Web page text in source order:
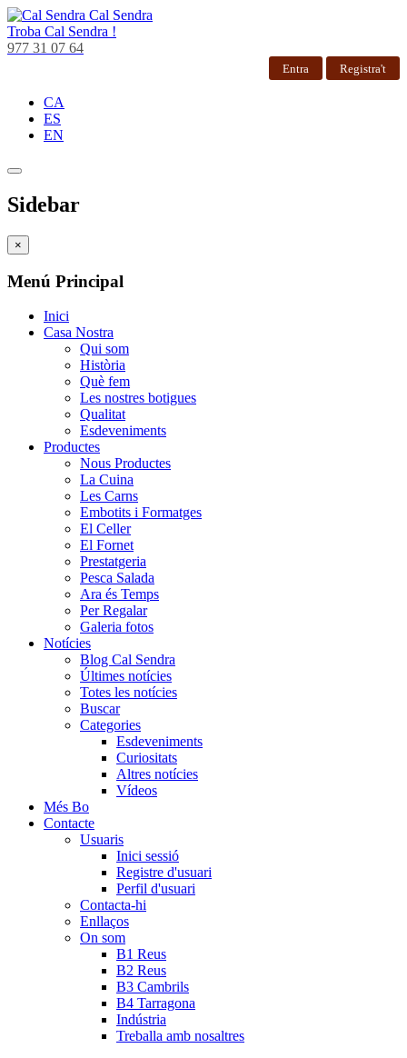
Cal Sendra
Troba Cal Sendra !
977 31 07 64
Entra Registra't
CA
ES
EN
Sidebar
×
Menú Principal
Inici
Casa Nostra
Qui som
Història
Què fem
Les nostres botigues
Qualitat
Esdeveniments
Productes
Nous Productes
La Cuina
Les Carns
Embotits i Formatges
El Celler
El Fornet
Prestatgeria
Pesca Salada
Ara és Temps
Per Regalar
Galeria fotos
Notícies
Blog Cal Sendra
Últimes notícies
Totes les notícies
Buscar
Categories
Esdeveniments
Curiositats
Altres notícies
Vídeos
Més Bo
Contacte
Usuaris
Inici sessió
Registre d'usuari
Perfil d'usuari
Contacta-hi
Enllaços
On som
B1 Reus
B2 Reus
B3 Cambrils
B4 Tarragona
Indústria
Treballa amb nosaltres